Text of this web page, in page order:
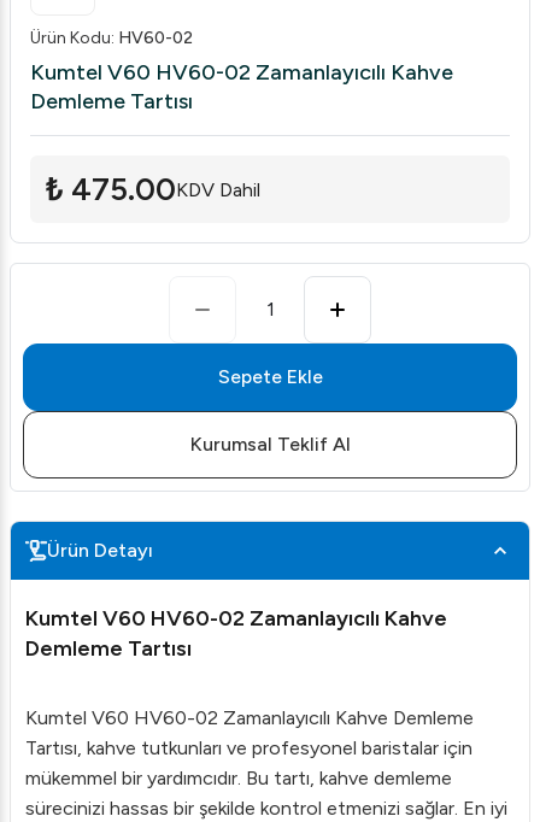
Ürün Kodu: HV60-02
Kumtel V60 HV60-02 Zamanlayıcılı Kahve
Demleme Tartısı
₺ 475.00KDV Dahil
1
Sepete Ekle
Kurumsal Teklif Al
Ürün Detayı
Kumtel V60 HV60-02 Zamanlayıcılı Kahve
Demleme Tartısı
Kumtel V60 HV60-02 Zamanlayıcılı Kahve Demleme
Tartısı, kahve tutkunları ve profesyonel baristalar için
mükemmel bir yardımcıdır. Bu tartı, kahve demleme
sürecinizi hassas bir şekilde kontrol etmenizi sağlar. En iyi